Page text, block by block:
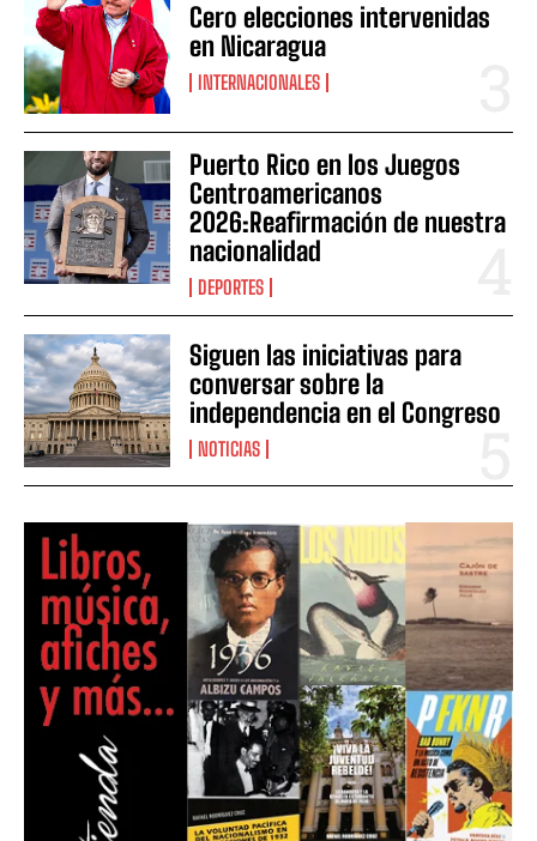
Cero elecciones intervenidas
en Nicaragua
INTERNACIONALES
Puerto Rico en los Juegos
Centroamericanos
2026:Reafirmación de nuestra
nacionalidad
DEPORTES
Siguen las iniciativas para
conversar sobre la
independencia en el Congreso
NOTICIAS